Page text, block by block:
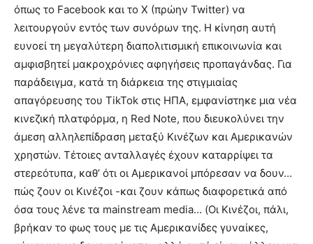
όπως το Facebook και το X (πρώην Twitter) να
λειτουργούν εντός των συνόρων της. Η κίνηση αυτή
ευνοεί τη μεγαλύτερη διαπολιτισμική επικοινωνία και
αμφισβητεί μακροχρόνιες αφηγήσεις προπαγάνδας. Για
παράδειγμα, κατά τη διάρκεια της στιγμιαίας
απαγόρευσης του TikTok στις ΗΠΑ, εμφανίστηκε μια νέα
κινεζική πλατφόρμα, η Red Note, που διευκολύνει την
άμεση αλληλεπίδραση μεταξύ Κινέζων και Αμερικανών
χρηστών. Τέτοιες ανταλλαγές έχουν καταρρίψει τα
στερεότυπα, καθ’ ότι οι Αμερικανοί μπόρεσαν να δουν…
πώς ζουν οι Κινέζοι -και ζουν κάπως διαφορετικά από
όσα τους λένε τα mainstream media… (Οι Κινέζοι, πάλι,
βρήκαν το φως τους με τις Αμερικανίδες γυναίκες,